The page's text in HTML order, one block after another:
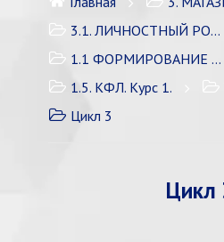
3.1. ЛИЧНОСТНЫЙ РОСТ
1.1 ФОРМИРОВАНИЕ ЛИЧНОСТИ
1.5. КФЛ. Курс 1.
Цикл 3
Цикл